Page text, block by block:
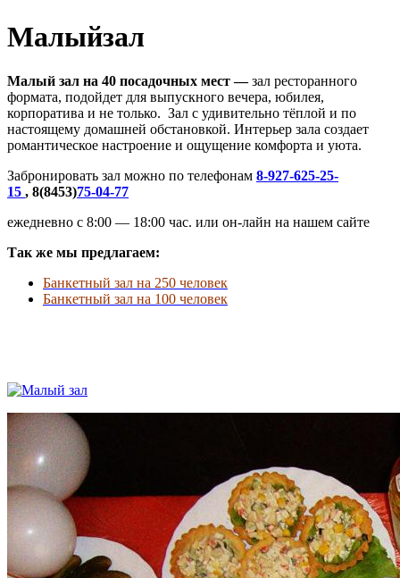
Малыйзал
Малый зал на 40 посадочных мест —зал ресторанного
формата, подойдет для выпускного вечера, юбилея,
корпоратива и не только. Зал с удивительно тёплой и по
настоящему домашней обстановкой. Интерьер зала создает
романтическое настроение и ощущение комфорта и уюта.
Забронировать зал можно по телефонам 8-927-625-25-
15 , 8(8453)75-04-77
ежедневно с 8:00 — 18:00 час. или он-лайн на нашем сайте
Так же мы предлагаем:
Банкетный зал на 250 человек
Банкетный зал на 100 человек